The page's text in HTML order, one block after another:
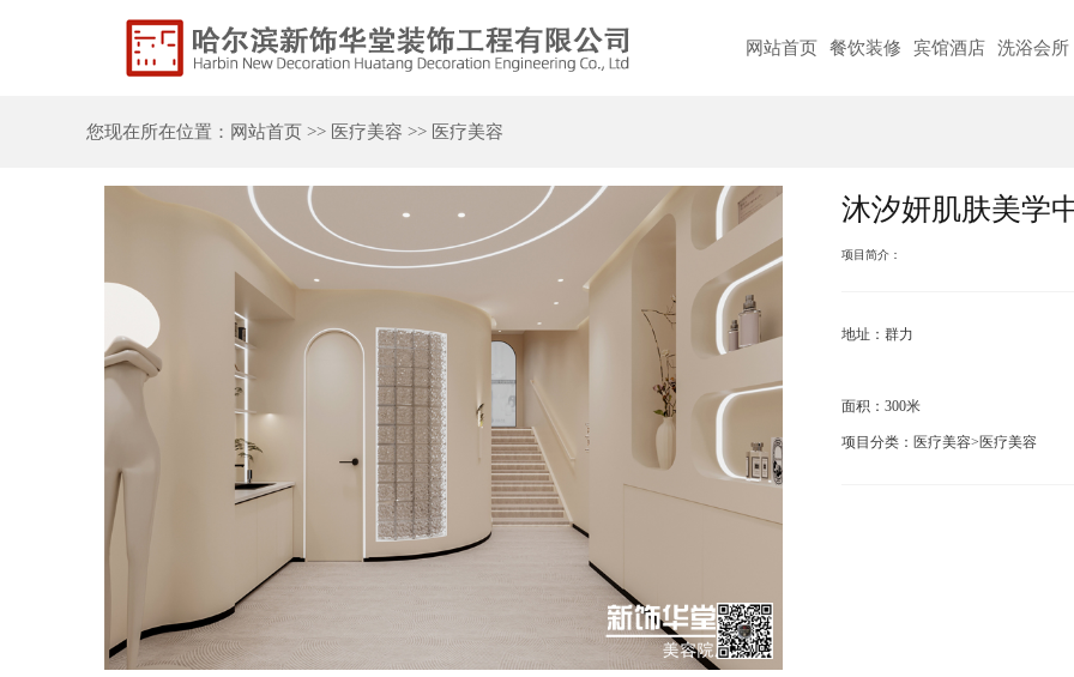
网站首页 餐饮装修 宾馆酒店 洗浴会所
您现在所在位置： 网站首页 >> 医疗美容 >> 医疗美容
沐汐妍肌肤美学
项目简介：
地址：群力
面积：300米
项目分类：医疗美容>医疗美容